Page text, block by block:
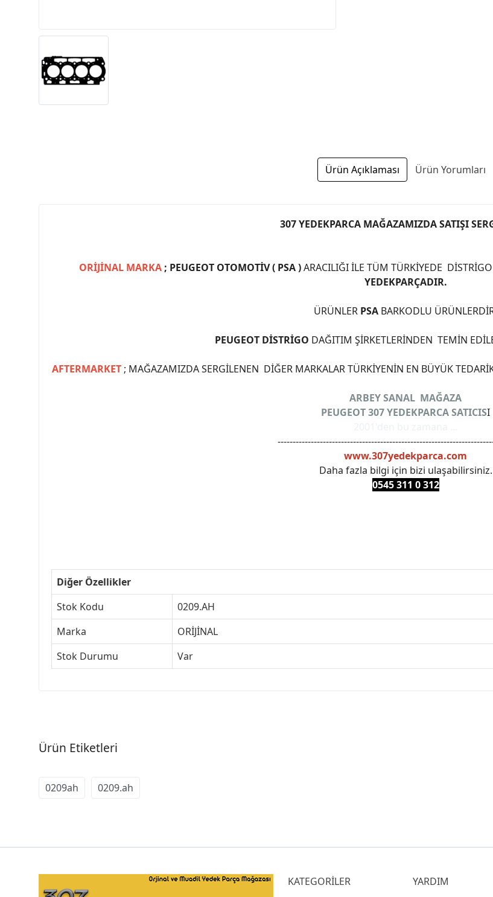
Ürün Açıklaması Ürün Yorumları
307 YEDEKPARCA MAĞAZAMIZDA SATIŞI
ORİJİNAL MARKA; PEUGEOT OTOMOTİV ( PSA )ARACILIĞI İLE TÜM TÜRKİYEDE
YEDEKPARÇADIR.
ÜRÜNLER PSA BARKODLU
PEUGEOT DİSTRİGO DAĞITIM ŞİRKETLERİNDEN TEMİN
AFTERMARKET ; MAĞAZAMIZDA SERGİLENEN DİĞER MARKALAR TÜRKİYENİN EN BÜYÜK
ARBEY SANAL MAĞAZA
PEUGEOT 307 YEDEKPARCA SATICISI
www.307yedekparca.com
Daha fazla bilgi için bizi ulaşabilirsiniz.
0545 311 0 312
Diğer Özellikler
Stok Kodu
0209.AH
Marka
ORİJİNAL
Stok Durumu
Var
Ürün Etiketleri
0209ah 0209.ah
KATEGORİLER YARDIM